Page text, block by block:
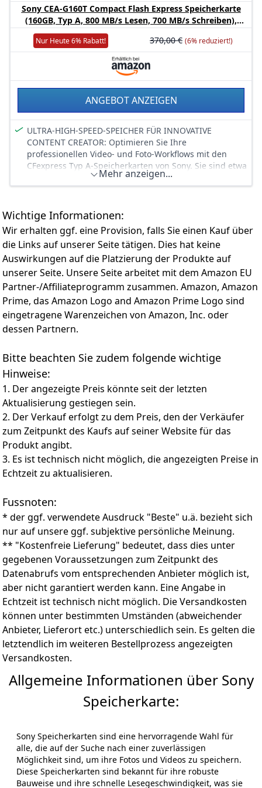
Kompatibilität: Sony Playstation PSP alle Versionen
(nicht für Digitalkameras empfohlen).
Schnittstelle: 10-polige serielle Speicherkarten-
Schnittstelle und 4-polige parallel.
Sony CEA-G160T Compact Flash Express Speicherkarte
(160GB, Typ A, 800 MB/s Lesen, 700 MB/s Schreiben),
Schwarz
Nur Heute 6% Rabatt! 370,00 € (6% reduziert!)
ANGEBOT ANZEIGEN
ULTRA-HIGH-SPEED-SPEICHER FÜR INNOVATIVE
CONTENT CREATOR: Optimieren Sie Ihre
professionellen Video- und Foto-Workflows mit den
CFexpress Typ A-Speicherkarten von Sony. Sie sind etwa
viermal schneller als die besten SDXC-Karten, haben
ein ähnlich kompaktes Gehäuse und bieten
ZUVERLÄSSIGE VIDEOAUFNAHMEN: CFexpress Typ A-
Speicherkarten von Sony sind für das kontinuierliche
Schreiben von Daten mit hoher Bandbreite optimiert.
Sie eignen sich daher ideal für professionelle
Videoaufnahmen mit hoher Bitrate wie z.B. 4K 120p-
Aufnahmen mit Kameras wie der FX6, FX3, A1 II, A9 III
und A7S III, bei denen Zuverlässigkeit entscheidend ist.
Für mehr Sicherheit und Stabilität bei Videoaufnahmen
bieten die Karten zudem VPG (Video Performance
Guarantee) 400.
ULTRA-EFFIZIENTER WORKFLOW: Der optimierte
ultraschnelle Lesegeschwindigkeiten von bis zu 1.800
MB/s für Datenübertragungen und Backups sorgen für
erheblich schnellere Workflows. Durch das nahtlose
Arbeiten mit hochauflösenden Fotos und Videos mit
hoher Bitrate können Sie Projekte in kürzester Zeit
realisieren.
SCAN UND ÜBERWACHUNG DES SPEICHERS: Mit der Zeit
nutzt sich der Flash-Speicher ab und speichert keine
Daten mehr. Mit dem Kartenleser MRW-G3 scannt
Media Scan Utility von Sony Ihre CFexpress Typ A-
Speicherkarte automatisch und informiert Sie über
können, bevor das Limit erreicht ist.
WIEDERHERSTELLUNG VERLORENER DATEIEN: Falls
einmal etwas schiefgehen sollte, können Sie mithilfe
der herunterladbaren Rettungssoftware für Sony
Speicherkartenkunden die versehentlich gelöschten
Dateien und beschädigten Fotos oder Videos in
verschiedenen gängigen Formaten wiederherstellen.
Mehr anzeigen...
Wichtige Informationen:
Wir erhalten ggf. eine Provision, falls Sie einen Kauf über
die Links auf unserer Seite tätigen. Dies hat keine
Auswirkungen auf die Platzierung der Produkte auf
unserer Seite. Unsere Seite arbeitet mit dem Amazon EU
Partner-/Affiliateprogramm zusammen. Amazon, Amazon
Prime, das Amazon Logo and Amazon Prime Logo sind
eingetragene Warenzeichen von Amazon, Inc. oder
dessen Partnern.
Bitte beachten Sie zudem folgende wichtige
Hinweise:
1. Der angezeigte Preis könnte seit der letzten
Aktualisierung gestiegen sein.
2. Der Verkauf erfolgt zu dem Preis, den der Verkäufer
zum Zeitpunkt des Kaufs auf seiner Website für das
Produkt angibt.
3. Es ist technisch nicht möglich, die angezeigten Preise in
Echtzeit zu aktualisieren.
Fussnoten:
* der ggf. verwendete Ausdruck "Beste" u.ä. bezieht sich
nur auf unsere ggf. subjektive persönliche Meinung.
** "Kostenfreie Lieferung" bedeutet, dass dies unter
gegebenen Voraussetzungen zum Zeitpunkt des
Datenabrufs vom entsprechenden Anbieter möglich ist,
aber nicht garantiert werden kann. Eine Angabe in
Echtzeit ist technisch nicht möglich. Die Versandkosten
können unter bestimmten Umständen (abweichender
Anbieter, Lieferort etc.) unterschiedlich sein. Es gelten die
letztendlich im weiteren Bestellprozess angezeigten
Versandkosten.
Allgemeine Informationen über Sony
Speicherkarte:
Sony Speicherkarten sind eine hervorragende Wahl für
alle, die auf der Suche nach einer zuverlässigen
Möglichkeit sind, um ihre Fotos und Videos zu speichern.
Diese Speicherkarten sind bekannt für ihre robuste
Bauweise und ihre schnelle Lesegeschwindigkeit, was sie